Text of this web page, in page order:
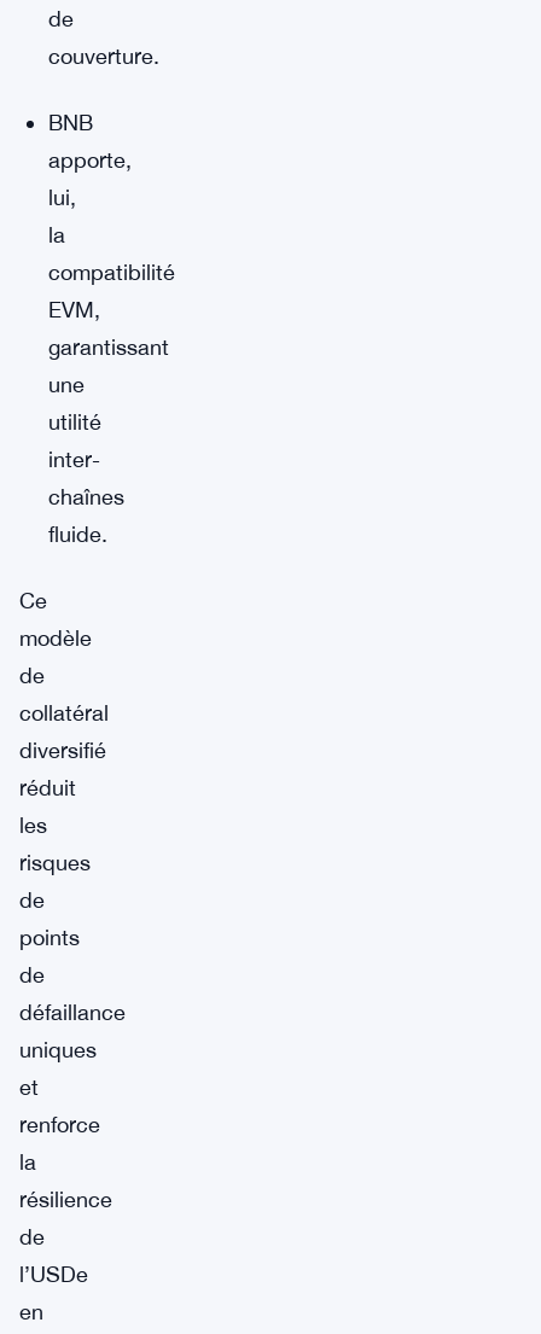
de
couverture.
BNB
apporte,
lui,
la
compatibilité
EVM,
garantissant
une
utilité
inter-
chaînes
fluide.
Ce
modèle
de
collatéral
diversifié
réduit
les
risques
de
points
de
défaillance
uniques
et
renforce
la
résilience
de
l’USDe
en